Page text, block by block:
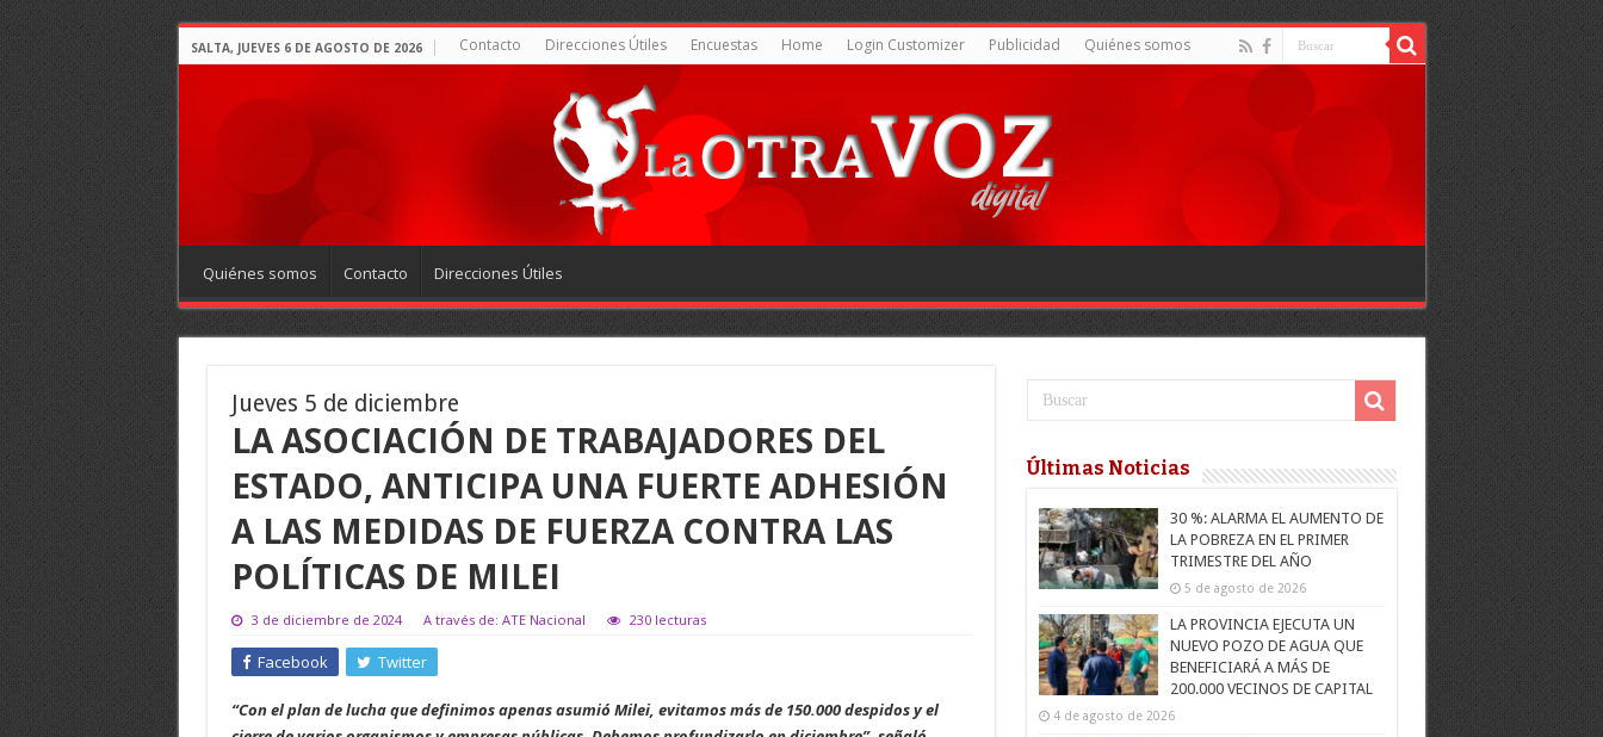
SALTA, JUEVES 6 DE AGOSTO DE 2026 Contacto Direcciones Útiles Encuestas Home Login Customizer Publicidad Quiénes somos
Quiénes somos Contacto Direcciones Útiles
Jueves 5 de diciembre
LA ASOCIACIÓN DE TRABAJADORES DEL
ESTADO, ANTICIPA UNA FUERTE ADHESIÓN
A LAS MEDIDAS DE FUERZA CONTRA LAS
POLÍTICAS DE MILEI
3 de diciembre de 2024 A través de: ATE Nacional 230 lecturas
Facebook Twitter
“Con el plan de lucha que definimos apenas asumió Milei, evitamos más de 150.000 despidos y el
Últimas Noticias
30 %: ALARMA EL AUMENTO DE
LA POBREZA EN EL PRIMER
TRIMESTRE DEL AÑO
5 de agosto de 2026
LA PROVINCIA EJECUTA UN
NUEVO POZO DE AGUA QUE
BENEFICIARÁ A MÁS DE
200.000 VECINOS DE CAPITAL
4 de agosto de 2026